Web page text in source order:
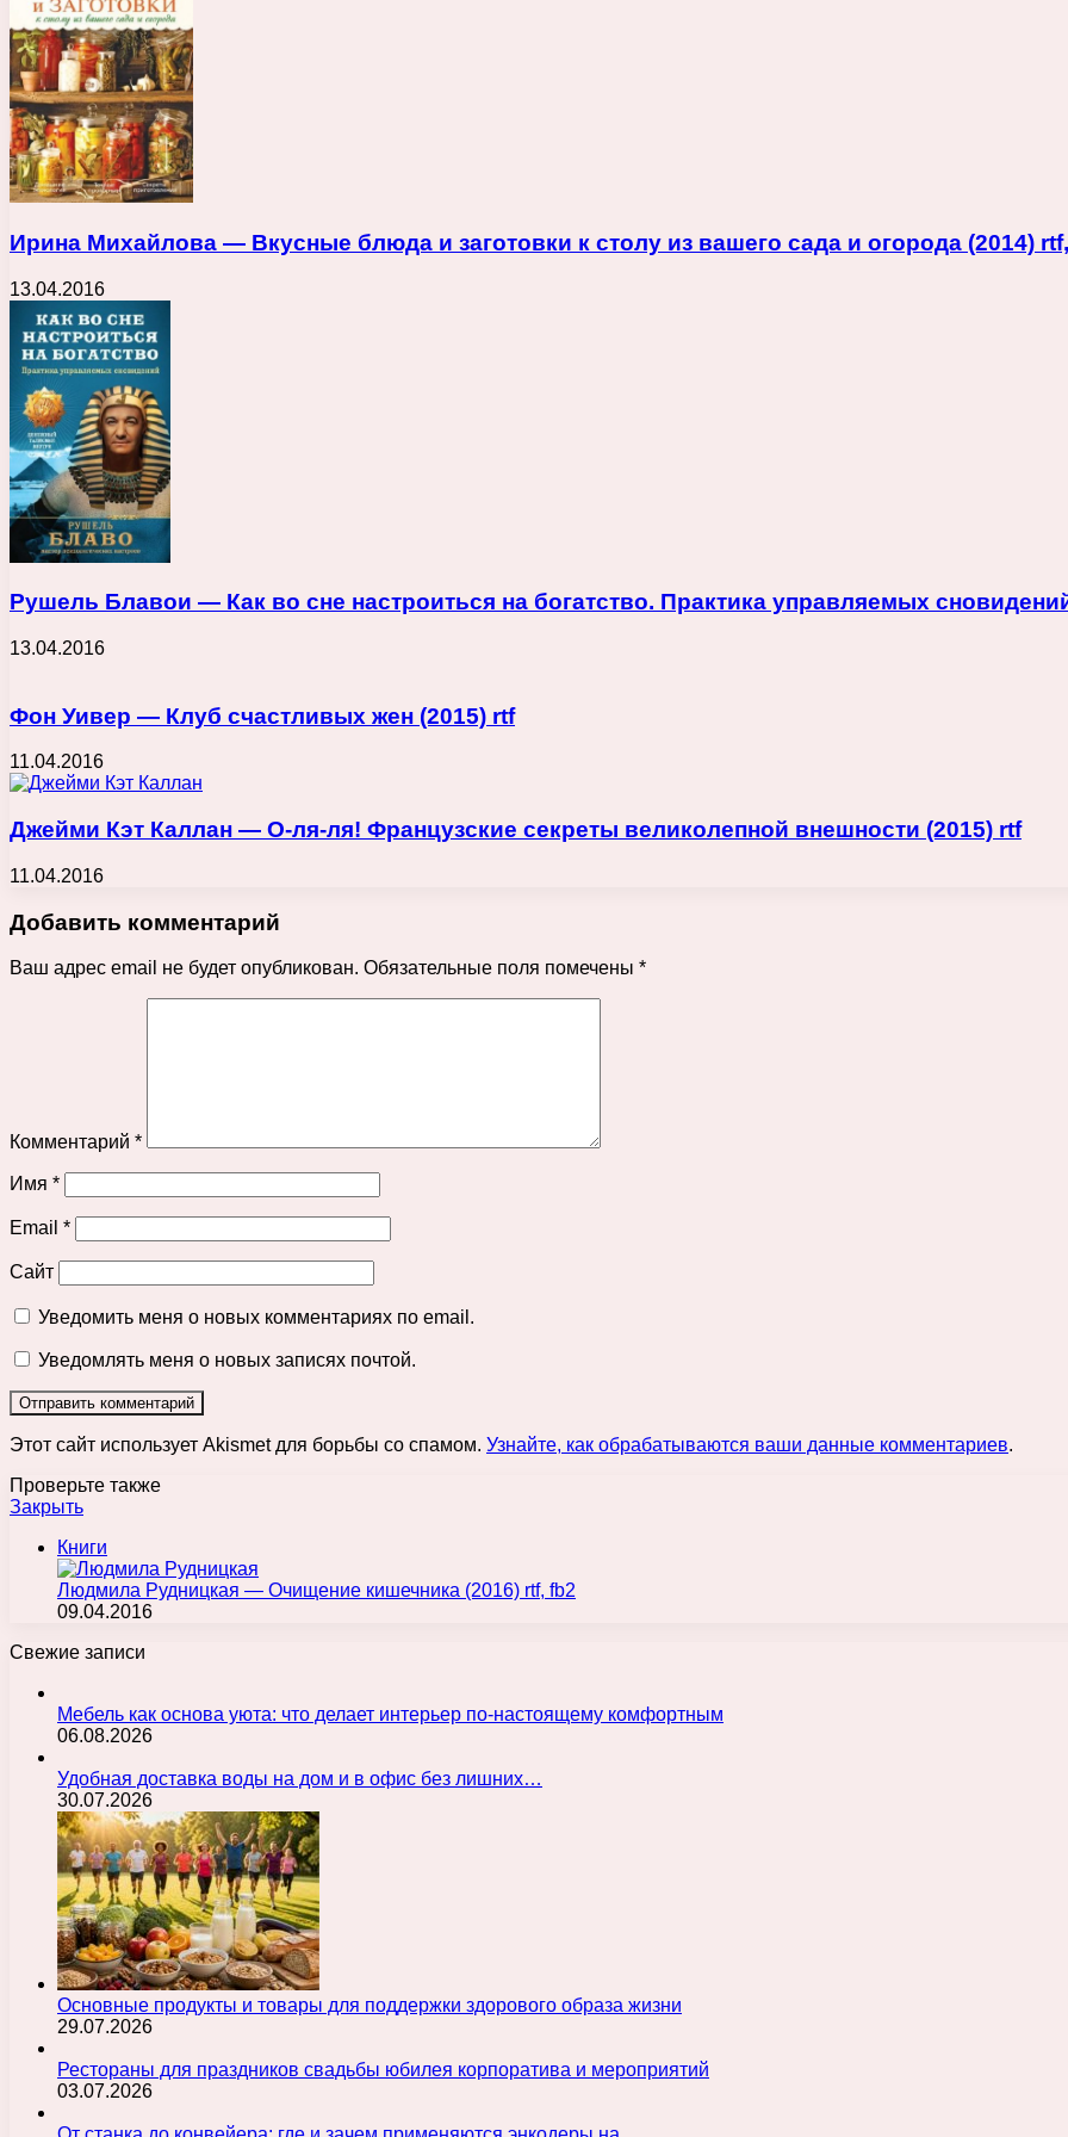
Ирина Михайлова — Вкусные блюда и заготовки к столу из вашего сада и огорода (2014)
13.04.2016
Рушель Блавои — Как во сне настроиться на богатство. Практика управляемых
13.04.2016
Фон Уивер — Клуб счастливых жен (2015) rtf
11.04.2016
Джейми Кэт Каллан — О-ля-ля! Французские секреты великолепной внешности (2015) rtf
11.04.2016
Добавить комментарий
Ваш адрес email не будет опубликован. Обязательные поля помечены *
Комментарий *
Имя *
Email *
Сайт
Уведомить меня о новых комментариях по email.
Уведомлять меня о новых записях почтой.
Этот сайт использует Akismet для борьбы со спамом. Узнайте, как обрабатываются ваши данные комментариев.
Проверьте также
Закрыть
Книги
Людмила Рудницкая — Очищение кишечника (2016) rtf, fb2
09.04.2016
Свежие записи
Мебель как основа уюта: что делает интерьер по-настоящему комфортным
06.08.2026
Удобная доставка воды на дом и в офис без лишних…
30.07.2026
Основные продукты и товары для поддержки здорового образа жизни
29.07.2026
Рестораны для праздников свадьбы юбилея корпоратива и мероприятий
03.07.2026